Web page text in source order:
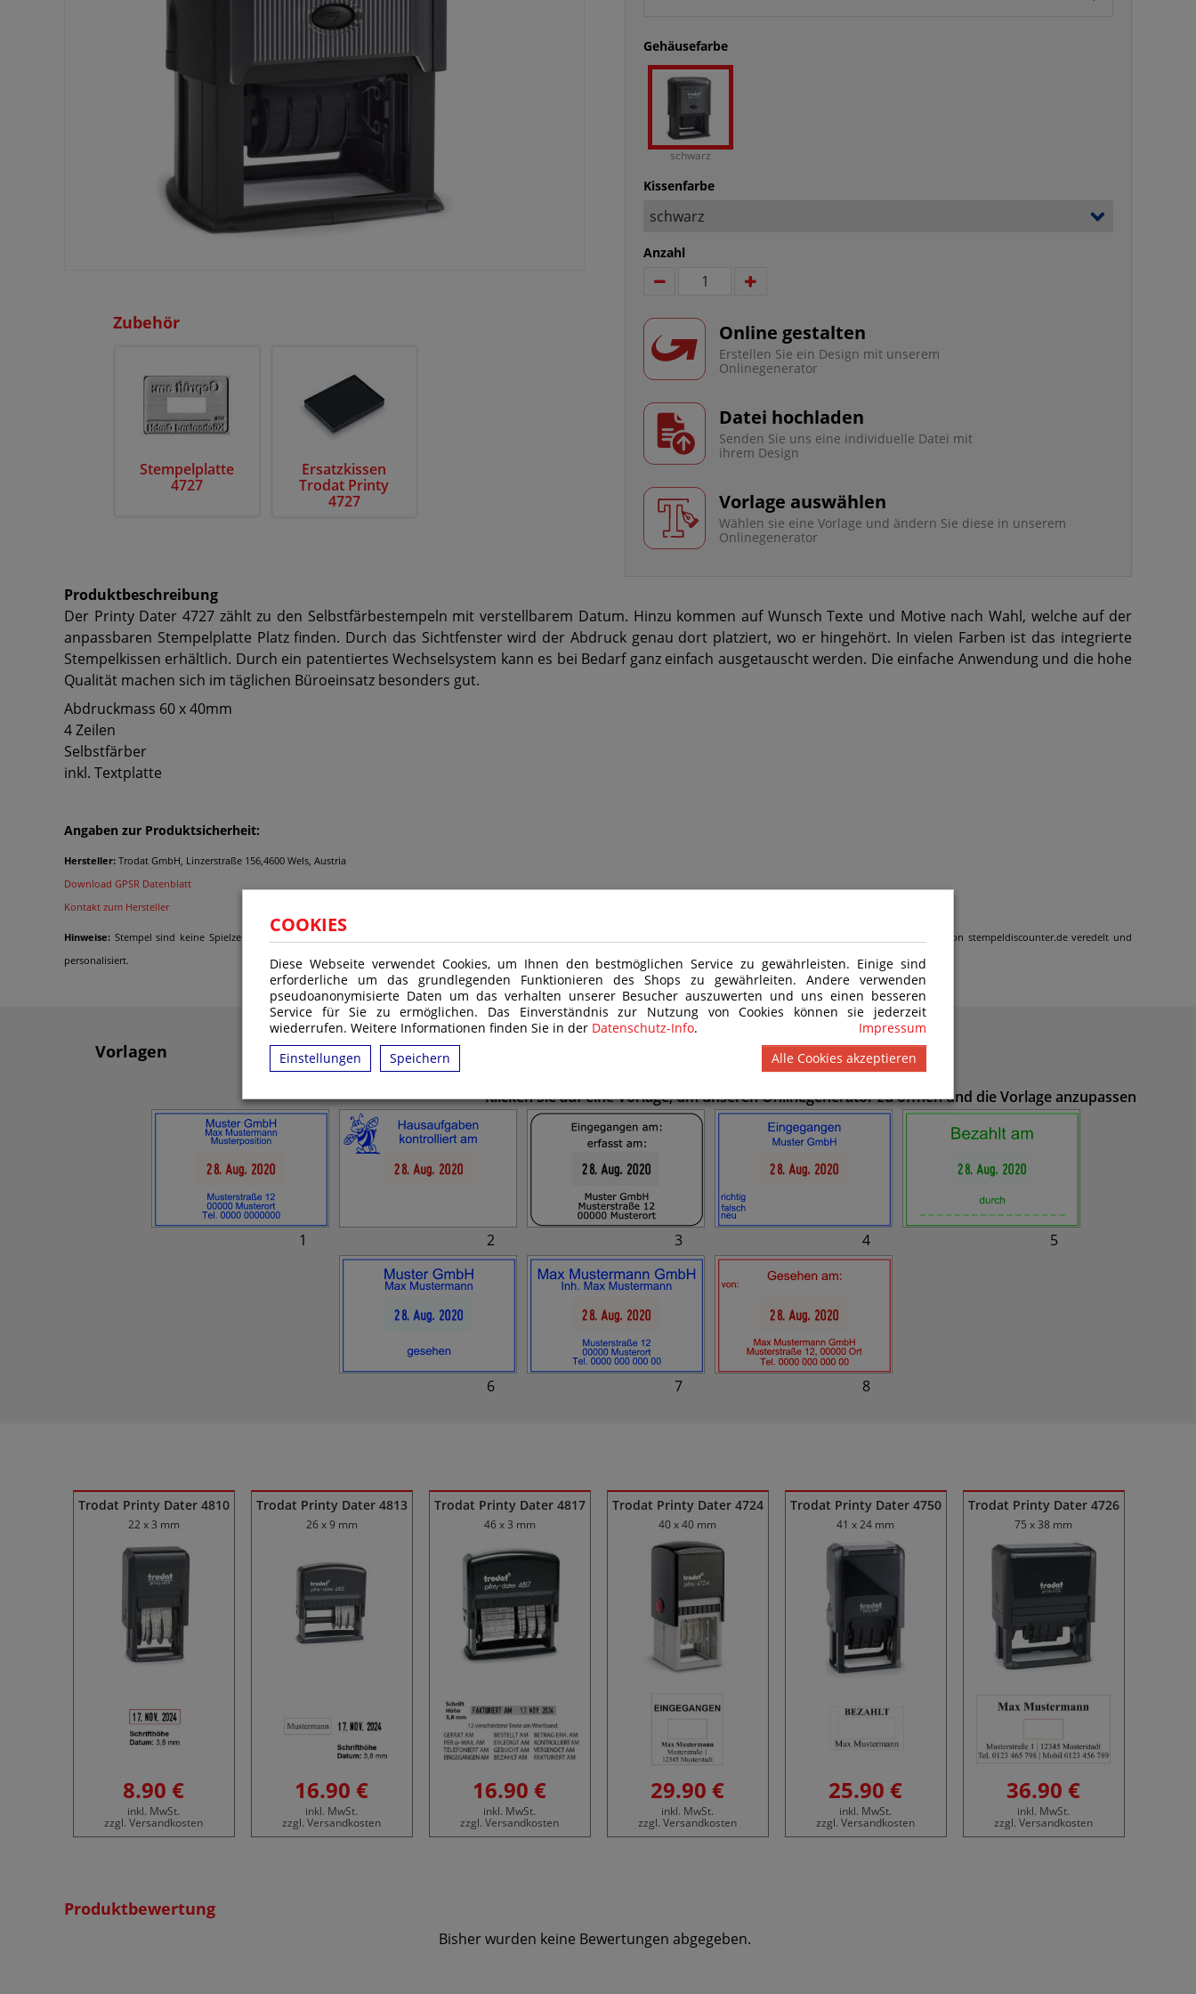
COOKIES
Diese Webseite verwendet Cookies, um Ihnen den bestmöglichen Service zu gewährleisten. Einige sind
erforderliche um das grundlegenden Funktionieren des Shops zu gewährleiten. Andere verwenden
pseudoanonymisierte Daten um das verhalten unserer Besucher auszuwerten und uns einen besseren
Service für Sie zu ermöglichen. Das Einverständnis zur Nutzung von Cookies können sie jederzeit
wiederrufen. Weitere Informationen finden Sie in der Datenschutz-Info.
Impressum
Einstellungen
Speichern Alle Cookies akzeptieren
Zubehör
Stempelplatte
4727
Ersatzkissen
Trodat Printy
4727
Gehäusefarbe
schwarz
Kissenfarbe
Anzahl
Online gestalten
Erstellen Sie ein Design mit unserem
Onlinegenerator
Datei hochladen
Senden Sie uns eine individuelle Datei mit
ihrem Design
Vorlage auswählen
Wählen sie eine Vorlage und ändern Sie diese in unserem
Onlinegenerator
Produktbeschreibung
Der Printy Dater 4727 zählt zu den Selbstfärbestempeln mit verstellbarem Datum. Hinzu kommen auf Wunsch Texte und Motive nach Wahl, welche auf der
anpassbaren Stempelplatte Platz finden. Durch das Sichtfenster wird der Abdruck genau dort platziert, wo er hingehört. In vielen Farben ist das integrierte
Stempelkissen erhältlich. Durch ein patentiertes Wechselsystem kann es bei Bedarf ganz einfach ausgetauscht werden. Die einfache Anwendung und die hohe
Qualität machen sich im täglichen Büroeinsatz besonders gut.
Abdruckmass 60 x 40mm
4 Zeilen
Selbstfärber
inkl. Textplatte
Angaben zur Produktsicherheit:
Hersteller: Trodat GmbH, Linzerstraße 156,4600 Wels, Austria
Download GPSR Datenblatt
Kontakt zum Hersteller
Hinweise: Stempel sind keine Spielzeuge im Sinne der Verordnung (EG) Nr. 48/2009 und daher nicht für Kinder unter 14 Jahren geeignet. Das Produkt wird gemäß den Kundenangaben von stempeldiscounter.de veredelt und
personalisiert.
Vorlagen
Klicken Sie auf eine Vorlage, um unseren Onlinegenerator zu öffnen und die Vorlage anzupassen
1 2 3 4 5
6 7 8
Trodat Printy Dater 4810
22 x 3 mm
8.90 €
inkl. MwSt.
zzgl. Versandkosten
Trodat Printy Dater 4813
26 x 9 mm
16.90 €
inkl. MwSt.
zzgl. Versandkosten
Trodat Printy Dater 4817
46 x 3 mm
16.90 €
inkl. MwSt.
zzgl. Versandkosten
Trodat Printy Dater 4724
40 x 40 mm
29.90 €
inkl. MwSt.
zzgl. Versandkosten
Trodat Printy Dater 4750
41 x 24 mm
25.90 €
inkl. MwSt.
zzgl. Versandkosten
Trodat Printy Dater 4726
75 x 38 mm
36.90 €
inkl. MwSt.
zzgl. Versandkosten
Produktbewertung
Bisher wurden keine Bewertungen abgegeben.